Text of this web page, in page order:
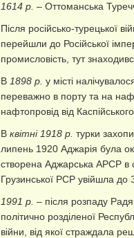
1614 р. – Оттоманська
Після російсько-турецької
перейшли до Російської
промисловість, тут
В 1898 р. у місті
переважно в порту та на
нафтопровід від
В квітні 1918 р. турки
липень 1920 Аджарія була
створена Аджарська АРСР в
Грузинської РСР увійшла до
1991 р. – після розпаду
політично розділеної
війни, від якої страждала